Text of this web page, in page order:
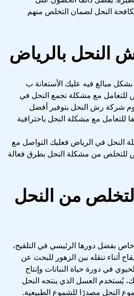
النحل لضمان التخلص منهم
بشكل مبالغ فيه عليك الأستعانة ب
للتعامل مع مشكلة تجمع النحل في
شركة رش النحل بتوفير أفضل
للتعامل مع مشكلة النحل باحترافية
النحل في الرياض فعليك التواصل مع
للتخلص من مشكلة النحل بطرق فعالة
التخلص من النحل
بفضل دورها الرئيسي في التلقيح،
أثناء تنقله بين الزهور للبحث عن
في دورة حياة النباتات وإنتاج
يُستخدم العسل الذي ينتجه النحل
النحل مصدرًا للشموع الطبيعية.